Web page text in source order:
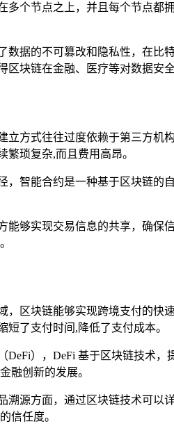
个节点之上，并且每个节点
数据的不可篡改和隐私性，在
块链在金融、医疗等对数据安
方式往往过度依赖于第三方
琐复杂,而且费用高昂。
智能合约是一种基于区块链
够实现交易信息的共享，确
，区块链能够实现跨境支付的
了支付时间,降低了支付成本。
），DeFi 基于区块链技术
融创新的发展。
源方面，通过区块链技术可
信任度。